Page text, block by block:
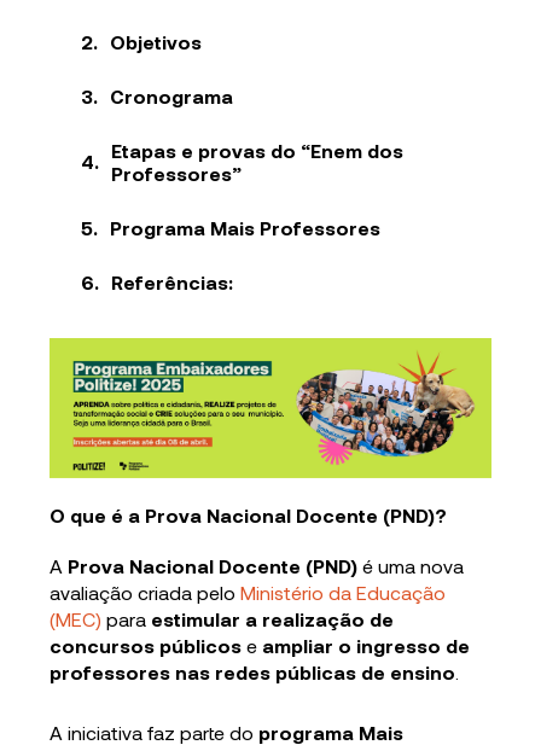
Objetivos
Cronograma
Etapas e provas do “Enem dos
Professores”
Programa Mais Professores
Referências:
O que é a Prova Nacional Docente (PND)?
A Prova Nacional Docente (PND)é uma nova
avaliação criada peloMinistério da Educação
(MEC) para estimular a realização de
concursos públicos e ampliar o ingresso de
professores nas redes públicas de ensino
A iniciativa faz parte do programa Mais